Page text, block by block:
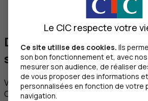
Bénéficiez de l’expertise d’un
pour une stratégie adaptée
Des solutions dédiées
saisonnières
Votre activité est saisonnière ? La
CIC s’ajuste au plus près de vos
Le CIC respecte votre
Ce site utilise des cookies. Ils
son bon fonctionnement et, avec
mesurer son audience, de réaliser
de vous proposer des informations
personnalisées en fonction de votre
navigation.